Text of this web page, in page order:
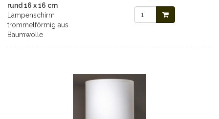
rund 16 x 16 cm
Lampenschirm
trommelförmig aus
Baumwolle